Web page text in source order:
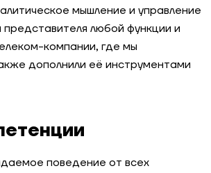
мышление и управление
любой функции и
компании, где мы
дополнили её инструментами
поведение от всех